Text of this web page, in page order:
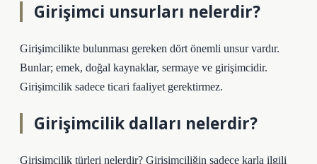
Girişimci unsurları nelerdir?
Girişimcilikte bulunması gereken dört önemli unsur vardır.
Bunlar; emek, doğal kaynaklar, sermaye ve girişimcidir.
Girişimcilik sadece ticari faaliyet gerektirmez.
Girişimcilik dalları nelerdir?
Girişimcilik türleri nelerdir? Girişimciliğin sadece karla ilgili